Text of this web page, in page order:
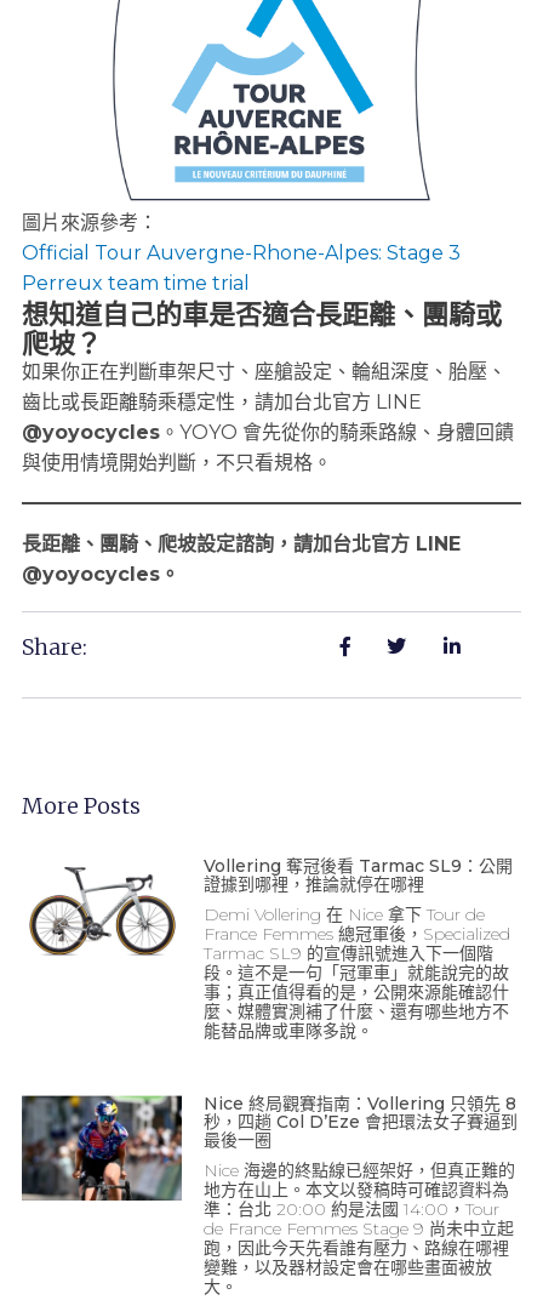
圖片來源參考：
Official Tour Auvergne-Rhone-Alpes: Stage 3
Perreux team time trial
想知道自己的車是否適合長距離、團騎或
爬坡？
如果你正在判斷車架尺寸、座艙設定、輪組深度、胎壓、
齒比或長距離騎乘穩定性，請加台北官方 LINE
@yoyocycles 。YOYO 會先從你的騎乘路線、身體回饋
與使用情境開始判斷，不只看規格。
長距離、團騎、爬坡設定諮詢，請加台北官方 LINE
@yoyocycles。
Share:
More Posts
Vollering 奪冠後看 Tarmac SL9：公開
證據到哪裡，推論就停在哪裡
Demi Vollering 在 Nice 拿下 Tour de
France Femmes 總冠軍後，Specialized
Tarmac SL9 的宣傳訊號進入下一個階
段。這不是一句「冠軍車」就能說完的故
事；真正值得看的是，公開來源能確認什
麼、媒體實測補了什麼、還有哪些地方不
能替品牌或車隊多說。
Nice 終局觀賽指南：Vollering 只領先 8
秒，四趟 Col D’Eze 會把環法女子賽逼到
最後一圈
Nice 海邊的終點線已經架好，但真正難的
地方在山上。本文以發稿時可確認資料為
準：台北 20:00 約是法國 14:00，Tour
de France Femmes Stage 9 尚未中立起
跑，因此今天先看誰有壓力、路線在哪裡
變難，以及器材設定會在哪些畫面被放
大。